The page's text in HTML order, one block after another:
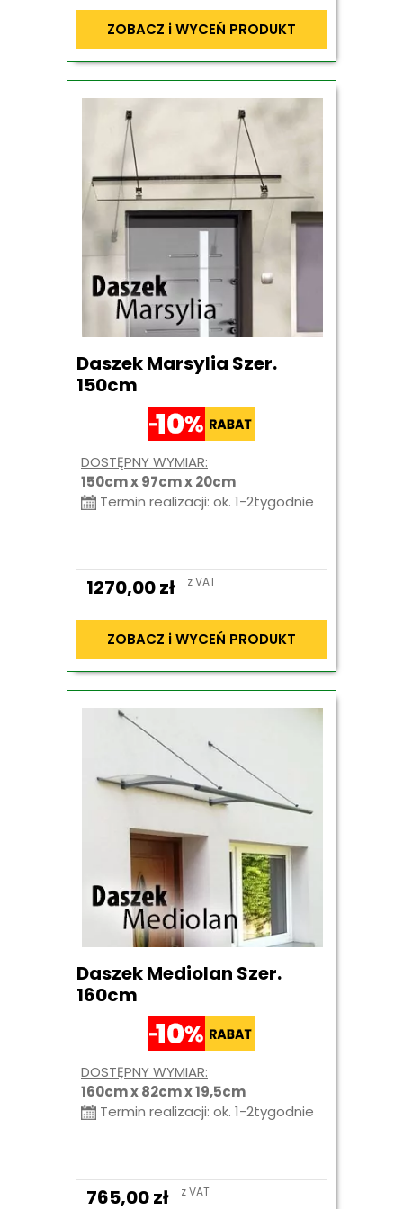
ZOBACZ i WYCEŃ PRODUKT
Daszek Marsylia Szer.
150cm
DOSTĘPNY WYMIAR:
150cm x 97cm x 20cm
Termin realizacji: ok. 1-2tygodnie
1270,00zł z VAT
ZOBACZ i WYCEŃ PRODUKT
Daszek Mediolan Szer.
160cm
DOSTĘPNY WYMIAR:
160cm x 82cm x 19,5cm
Termin realizacji: ok. 1-2tygodnie
765,00zł z VAT